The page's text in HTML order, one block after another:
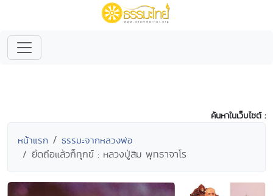
ค้นหาในเว็บไซต์ :
หน้าแรก ธรรมะจากหลวงพ่อ
ยึดถือแล้วก็ทุกข์ : หลวงปู่สิม พุทธาจาโร